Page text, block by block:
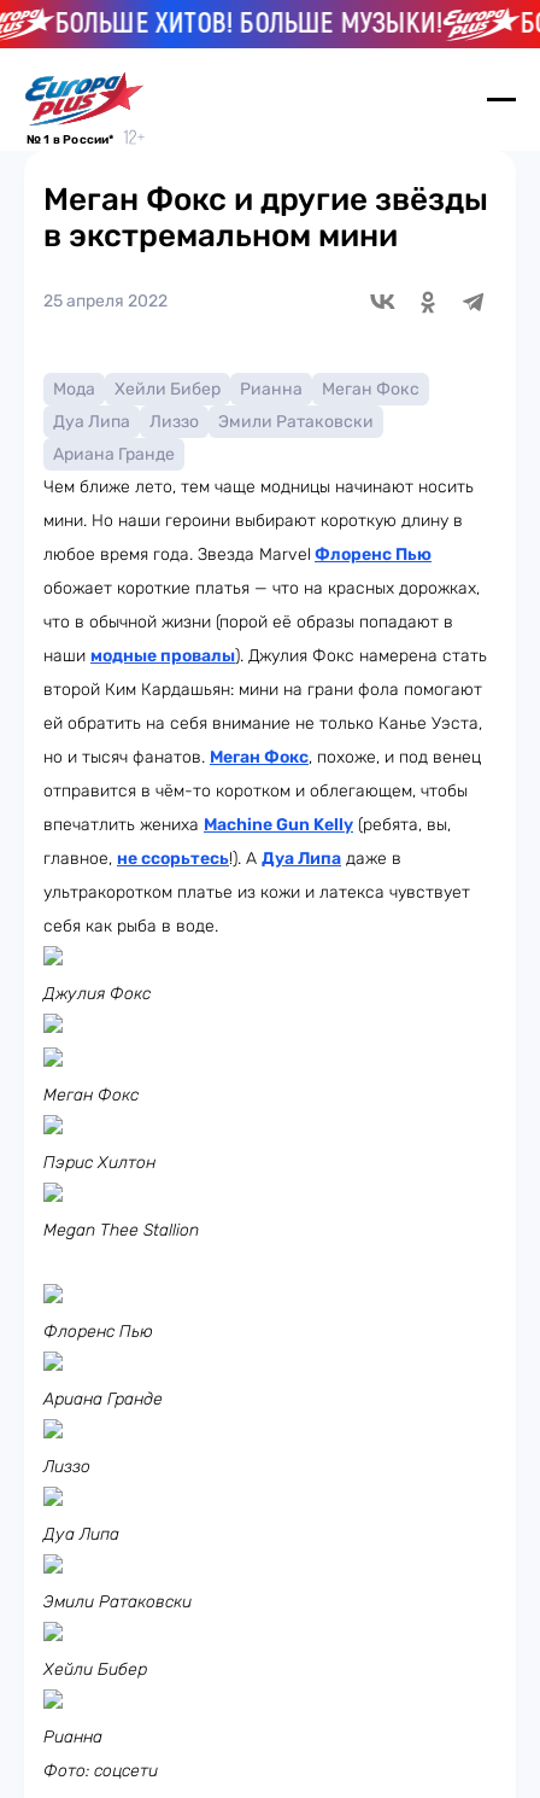
БОЛЬШЕ ХИТОВ! БОЛЬШЕ МУЗЫКИ!
№ 1 в России*
Меган Фокс и другие звёзды
в экстремальном мини
25 апреля 2022
Мода Хейли Бибер Рианна
Меган Фокс
Дуа Липа
Лиззо
Эмили Ратаковски
Ариана Гранде
Чем ближе лето, тем чаще модницы начинают носить
мини. Но наши героини выбирают короткую длину в
любое время года. Звезда Marvel Флоренс Пью
обожает короткие платья — что на красных дорожках,
что в обычной жизни (порой её образы попадают в
наши модные провалы). Джулия Фокс намерена стать
второй Ким Кардашьян: мини на грани фола помогают
ей обратить на себя внимание не только Канье Уэста,
но и тысяч фанатов. Меган Фокс, похоже, и под венец
отправится в чём-то коротком и облегающем, чтобы
впечатлить жениха Machine Gun Kelly (ребята, вы,
главное, не ссорьтесь!). А Дуа Липа даже в
ультракоротком платье из кожи и латекса чувствует
себя как рыба в воде.
Джулия Фокс
Меган Фокс
Пэрис Хилтон
Megan Thee Stallion
Флоренс Пью
Ариана Гранде
Лиззо
Дуа Липа
Эмили Ратаковски
Хейли Бибер
Рианна
Фото: соцсети